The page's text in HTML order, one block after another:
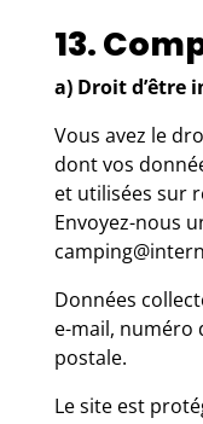
13.
a) Droit d’être
Vous avez le
dont vos
et utilisées sur
Envoyez-nous
Données
e-mail, numéro
postale.
Le site est